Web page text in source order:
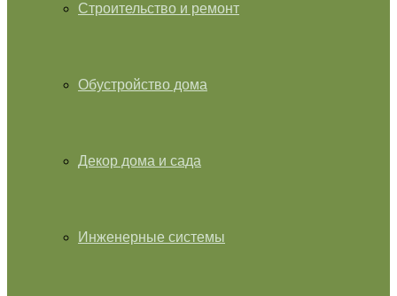
Строительство и ремонт
Обустройство дома
Декор дома и сада
Инженерные системы